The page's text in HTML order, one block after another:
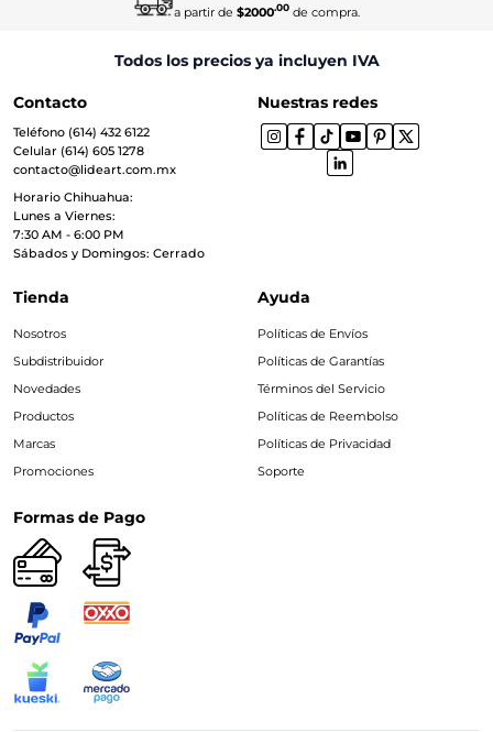
a partir de $2000.00de compra.
Todos los precios ya incluyen IVA
Contacto
Teléfono (614) 432 6122
Celular (614) 605 1278
contacto@lideart.com.mx
Horario Chihuahua:
Lunes a Viernes:
7:30 AM - 6:00 PM
Sábados y Domingos: Cerrado
Nuestras redes
Tienda
Nosotros
Subdistribuidor
Novedades
Productos
Marcas
Promociones
Ayuda
Políticas de Envíos
Políticas de Garantías
Términos del Servicio
Políticas de Reembolso
Políticas de Privacidad
Soporte
Formas de Pago